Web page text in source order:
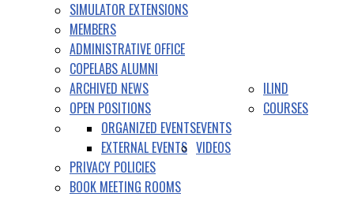
SIMULATOR EXTENSIONS
MEMBERS
ADMINISTRATIVE OFFICE
COPELABS ALUMNI
ARCHIVED NEWS
OPEN POSITIONS
EVENTS
ORGANIZED EVENTS
EXTERNAL EVENTS VIDEOS
PRIVACY POLICIES
BOOK MEETING ROOMS
ILIND
COURSES